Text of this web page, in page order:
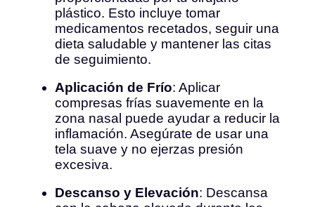
plástico. Esto incluye tomar
medicamentos recetados, seguir una
dieta saludable y mantener las citas
de seguimiento.
Aplicación de Frío: Aplicar
compresas frías suavemente en la
zona nasal puede ayudar a reducir la
inflamación. Asegúrate de usar una
tela suave y no ejerzas presión
excesiva.
Descanso y Elevación: Descansa